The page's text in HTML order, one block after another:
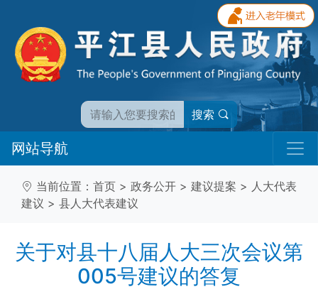
搜索
网站导航
当前位置： 首页 > 政务公开 > 建议提案 > 人大代表
建议 > 县人大代表建议
关于对县十八届人大三次会议第
005号建议的答复